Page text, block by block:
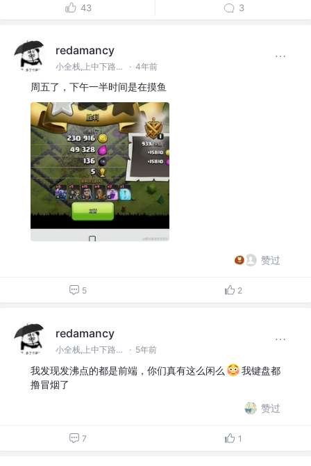
43 3
redamancy
小全栈,上中下路全能选手❤ · 4年前
周五了，下午一半时间是在摸鱼
赞过
5 2
redamancy
小全栈,上中下路全能选手❤ · 5年前
我发现发沸点的都是前端，你们真有这么闲么
我键盘都
撸冒烟了
赞过
7 1